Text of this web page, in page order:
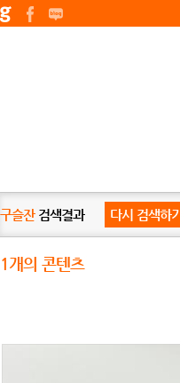
구슬잔검색결과 다시 검색하기
1개의 콘텐츠